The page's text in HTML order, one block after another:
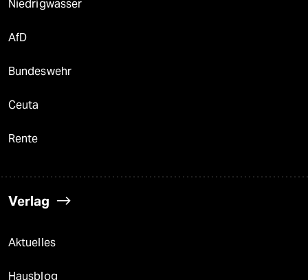
Niedrigwasser
AfD
Bundeswehr
Ceuta
Rente
Verlag
Aktuelles
Hausblog